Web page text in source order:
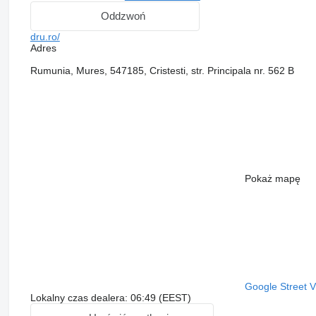
Oddzwoń
dru.ro/
Adres
Rumunia, Mures, 547185, Cristesti, str. Principala nr. 562 B
Pokaż mapę
Google Street
Lokalny czas dealera: 06:49 (EEST)